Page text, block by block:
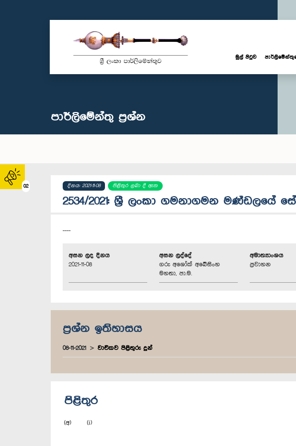
02
මුල් පිටුව
පාර්ලි‌මේන්තු‌ ප්‍රශ්න
දිනය: 2021-11-08 පිළිතුර ලබා දී ඇත
2534/2021: ශ්‍රී ලංකා ගමනාගමන
----
අසන ලද දිනය
2021-11-08
අසන ලද්දේ
ගරු අශෝක් අබේසිංහ
මහතා, පා.ම.
අමාත්‍යාංශය
ප්‍රවාහන
ප්‍රශ්න ඉතිහාසය
08-11-2021 වාචිකව පිළිතුරු දුන්
පිළිතුර
(අ) (i)